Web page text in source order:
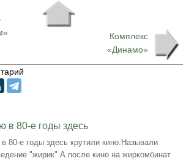
Комплекс
«Динамо»
в 80-е годы здесь
80-е годы здесь крутили кино.Называли
"жирик".А после кино на жиркомбинат